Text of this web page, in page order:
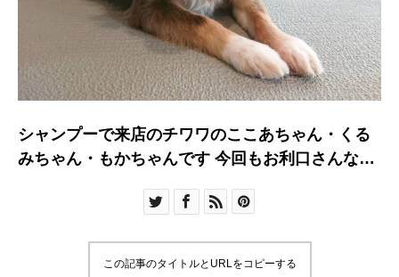
シャンプーで来店のチワワのここあちゃん・くる
みちゃん・もかちゃんです 今回もお利口さんな3
この記事のタイトルとURLをコピーする